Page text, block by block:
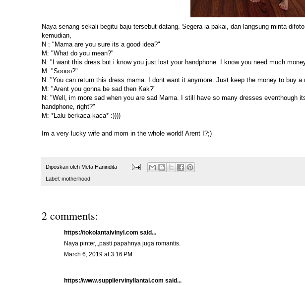
Naya senang sekali begitu baju tersebut datang. Segera ia pakai, dan langsung minta
kemudian,
N : "Mama are you sure its a good idea?"
M: "What do you mean?"
N: "I want this dress but i know you just lost your handphone. I know you need much
M: "Soooo?"
N: "You can return this dress mama. I dont want it anymore. Just keep the money to buy a
M: "Arent you gonna be sad then Kak?"
N: "Well, im more sad when you are sad Mama. I still have so many dresses eventhough
handphone, right?"
M: *Lalu berkaca-kaca* :))))
Im a very lucky wife and mom in the whole world! Arent I?;)
Diposkan oleh Meta Hanindita
Label: motherhood
2 comments:
https://tokolantaivinyl.com said...
Naya pinter,,,pasti papahnya juga romantis.
March 6, 2019 at 3:16 PM
https://www.suppliervinyllantai.com said...